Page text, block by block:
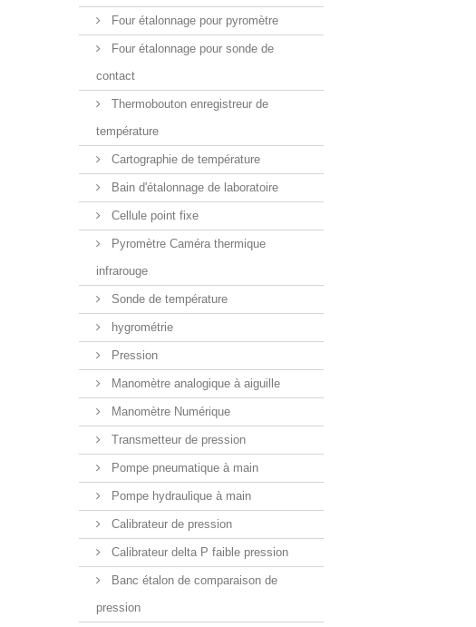
Four étalonnage pour pyromètre
Four étalonnage pour sonde de
contact
Thermobouton enregistreur de
température
Cartographie de température
Bain d'étalonnage de laboratoire
Cellule point fixe
Pyromètre Caméra thermique
infrarouge
Sonde de température
hygrométrie
Pression
Manomètre analogique à aiguille
Manomètre Numérique
Transmetteur de pression
Pompe pneumatique à main
Pompe hydraulique à main
Calibrateur de pression
Calibrateur delta P faible pression
Banc étalon de comparaison de
pression